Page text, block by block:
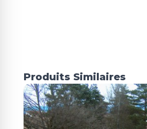
Produits Similaires